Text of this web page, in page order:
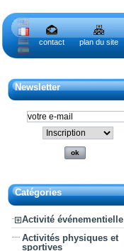
contact plan du site
Newsletter
Catégories
Activité événementielle
Activités physiques et
sportives